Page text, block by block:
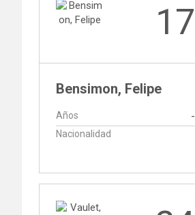
17
Bensimon, Felipe
Años -
Nacionalidad